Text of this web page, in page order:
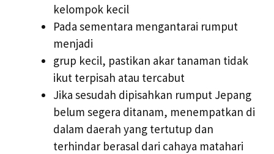
kelompok kecil
Pada sementara mengantarai rumput
menjadi
grup kecil, pastikan akar tanaman tidak
ikut terpisah atau tercabut
Jika sesudah dipisahkan rumput Jepang
belum segera ditanam, menempatkan di
dalam daerah yang tertutup dan
terhindar berasal dari cahaya matahari